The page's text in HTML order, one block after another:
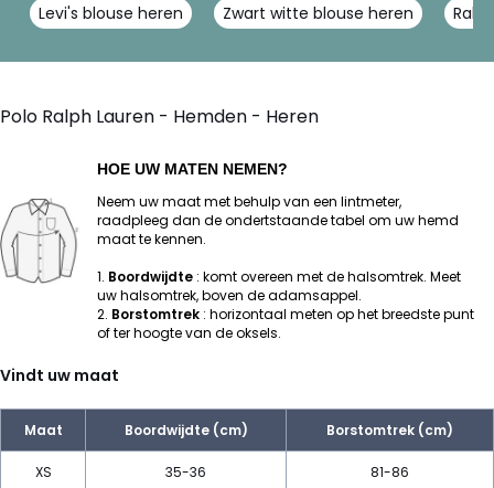
Levi's blouse heren Zwart witte blouse heren
Polo Ralph Lauren - Hemden - Heren
HOE UW MATEN NEMEN?
Neem uw maat met behulp van een lintmeter,
raadpleeg dan de ondertstaande tabel om uw hemd
maat te kennen.
1. Boordwijdte: komt overeen met de halsomtrek. Meet
uw halsomtrek, boven de adamsappel.
2. Borstomtrek: horizontaal meten op het breedste punt
of ter hoogte van de oksels.
Vindt uw maat
Maat Boordwijdte (cm) Borstomtrek (cm)
XS 35-36 81-86